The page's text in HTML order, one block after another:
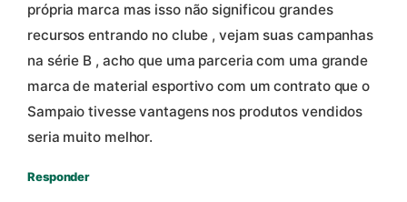
própria marca mas isso não significou grandes
recursos entrando no clube , vejam suas campanhas
na série B , acho que uma parceria com uma grande
marca de material esportivo com um contrato que o
Sampaio tivesse vantagens nos produtos vendidos
seria muito melhor.
Responder